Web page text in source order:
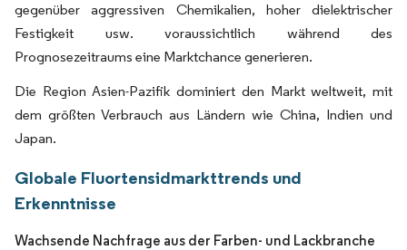
gegenüber aggressiven Chemikalien, hoher dielektrischer
Festigkeit usw. voraussichtlich während des
Prognosezeitraums eine Marktchance generieren.
Die Region Asien-Pazifik dominiert den Markt weltweit, mit
dem größten Verbrauch aus Ländern wie China, Indien und
Japan.
Globale Fluortensidmarkttrends und
Erkenntnisse
Wachsende Nachfrage aus der Farben- und Lackbranche